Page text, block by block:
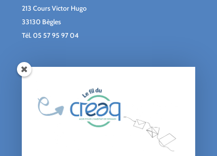
213 Cours Victor Hugo
33130 Bègles
Tél.05 57 95 97 04
Qui sommes-nous ?
Agenda